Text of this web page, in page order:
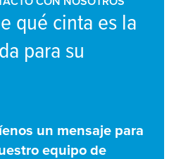
qué cinta es la
para su
un mensaje para
equipo de